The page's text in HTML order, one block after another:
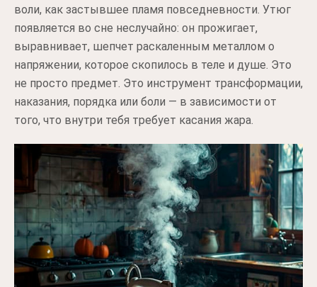
воли, как застывшее пламя повседневности. Утюг
появляется во сне неслучайно: он прожигает,
выравнивает, шепчет раскаленным металлом о
напряжении, которое скопилось в теле и душе. Это
не просто предмет. Это инструмент трансформации,
наказания, порядка или боли — в зависимости от
того, что внутри тебя требует касания жара.